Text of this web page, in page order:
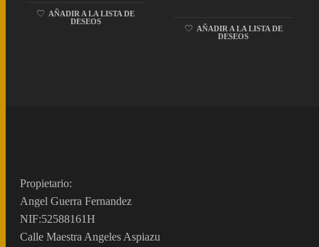
AÑADIR A LA LISTA DE
DESEOS
AÑADIR A LA LISTA DE
DESEOS
Propietario:
Angel Guerra Fernandez
NIF:52588161H
Calle Maestra Angeles Aspiazu